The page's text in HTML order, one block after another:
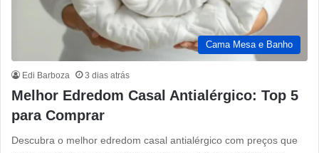
Cama Mesa e Banho
Edi Barboza 3 dias atrás
Melhor Edredom Casal Antialérgico: Top 5
para Comprar
Descubra o melhor edredom casal antialérgico com preços que